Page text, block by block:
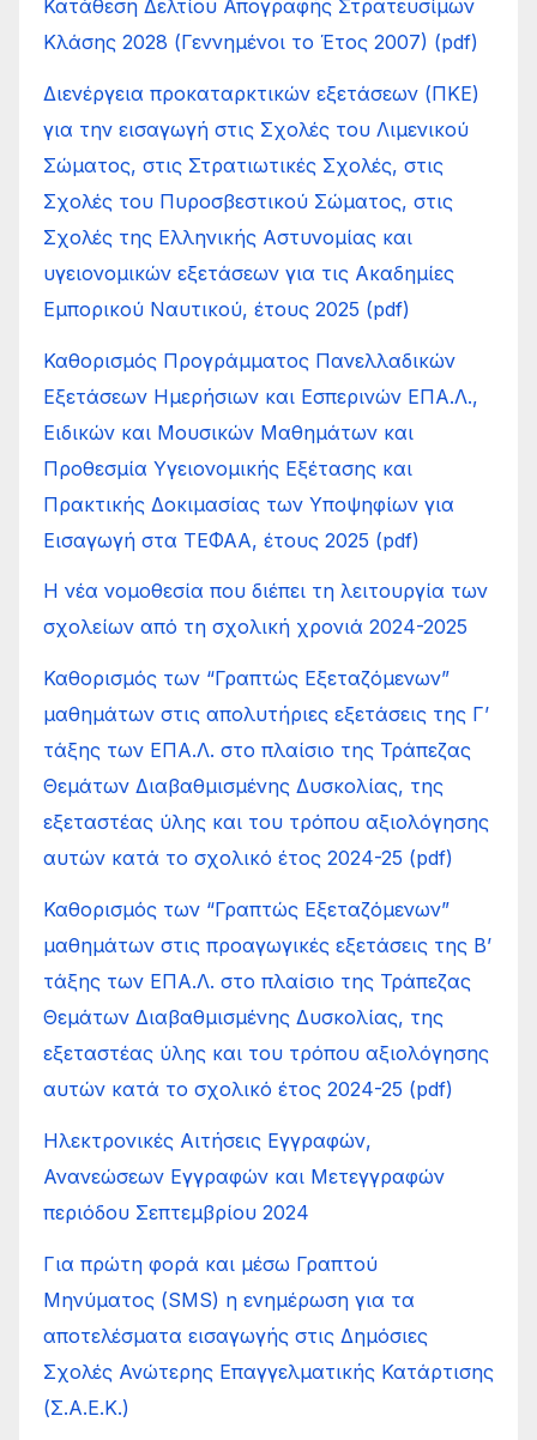
Κατάθεση Δελτίου Απογραφής Στρατευσίμων
Κλάσης 2028 (Γεννημένοι το Έτος 2007) (pdf)
Διενέργεια προκαταρκτικών εξετάσεων (ΠΚΕ)
για την εισαγωγή στις Σχολές του Λιμενικού
Σώματος, στις Στρατιωτικές Σχολές, στις
Σχολές του Πυροσβεστικού Σώματος, στις
Σχολές της Ελληνικής Αστυνομίας και
υγειονομικών εξετάσεων για τις Ακαδημίες
Εμπορικού Ναυτικού, έτους 2025 (pdf)
Καθορισμός Προγράμματος Πανελλαδικών
Εξετάσεων Ημερήσιων και Εσπερινών ΕΠΑ.Λ.,
Ειδικών και Μουσικών Μαθημάτων και
Προθεσμία Υγειονομικής Εξέτασης και
Πρακτικής Δοκιμασίας των Υποψηφίων για
Εισαγωγή στα ΤΕΦΑΑ, έτους 2025 (pdf)
Η νέα νομοθεσία που διέπει τη λειτουργία των
σχολείων από τη σχολική χρονιά 2024-2025
Καθορισμός των “Γραπτώς Εξεταζόμενων”
μαθημάτων στις απολυτήριες εξετάσεις της Γ’
τάξης των ΕΠΑ.Λ. στο πλαίσιο της Τράπεζας
Θεμάτων Διαβαθμισμένης Δυσκολίας, της
εξεταστέας ύλης και του τρόπου αξιολόγησης
αυτών κατά το σχολικό έτος 2024-25 (pdf)
Καθορισμός των “Γραπτώς Εξεταζόμενων”
μαθημάτων στις προαγωγικές εξετάσεις της Β’
τάξης των ΕΠΑ.Λ. στο πλαίσιο της Τράπεζας
Θεμάτων Διαβαθμισμένης Δυσκολίας, της
εξεταστέας ύλης και του τρόπου αξιολόγησης
αυτών κατά το σχολικό έτος 2024-25 (pdf)
Ηλεκτρονικές Αιτήσεις Εγγραφών,
Ανανεώσεων Εγγραφών και Μετεγγραφών
περιόδου Σεπτεμβρίου 2024
Για πρώτη φορά και μέσω Γραπτού
Μηνύματος (SMS) η ενημέρωση για τα
αποτελέσματα εισαγωγής στις Δημόσιες
Σχολές Ανώτερης Επαγγελματικής Κατάρτισης
(Σ.Α.Ε.Κ.)